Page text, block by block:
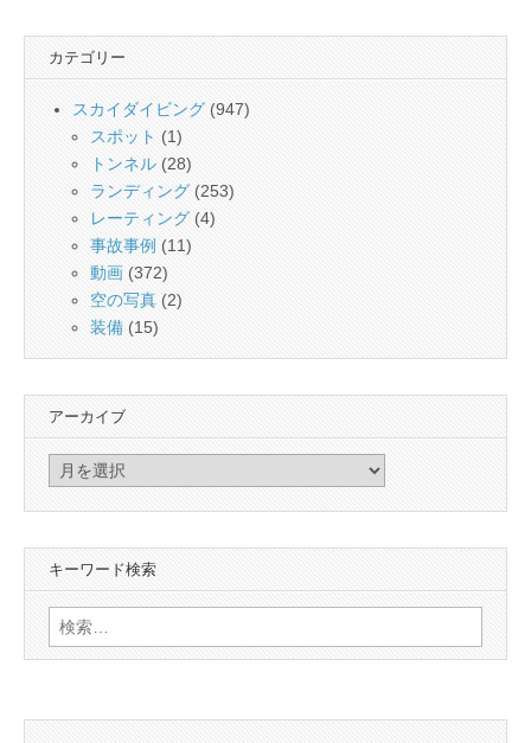
カテゴリー
スカイダイビング (947)
スポット (1)
トンネル (28)
ランディング(253)
レーティング(4)
事故事例 (11)
動画 (372)
空の写真 (2)
装備 (15)
アーカイブ
イ
キーワード検索
検
索: